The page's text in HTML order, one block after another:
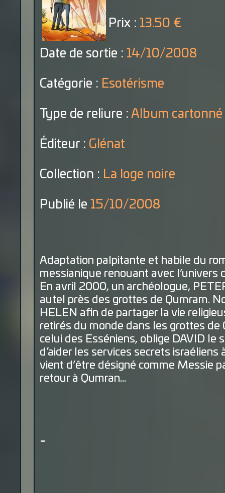
Prix : 13.50 €
Date de sortie : 14/10/2008
Catégorie : Esotérisme
Type de reliure : Album cartonné
Éditeur : Glénat
Collection : La loge noire
Publié le 15/10/2008
Adaptation palpitante et habile du
messianique renouant avec l’univers
En avril 2000, un archéologue,
autel près des grottes de Qumram.
HELEN afin de partager la vie
retirés du monde dans les grottes de
celui des Esséniens, oblige DAVID
d’aider les services secrets
vient d’être désigné comme Messie
retour à Qumran…
-